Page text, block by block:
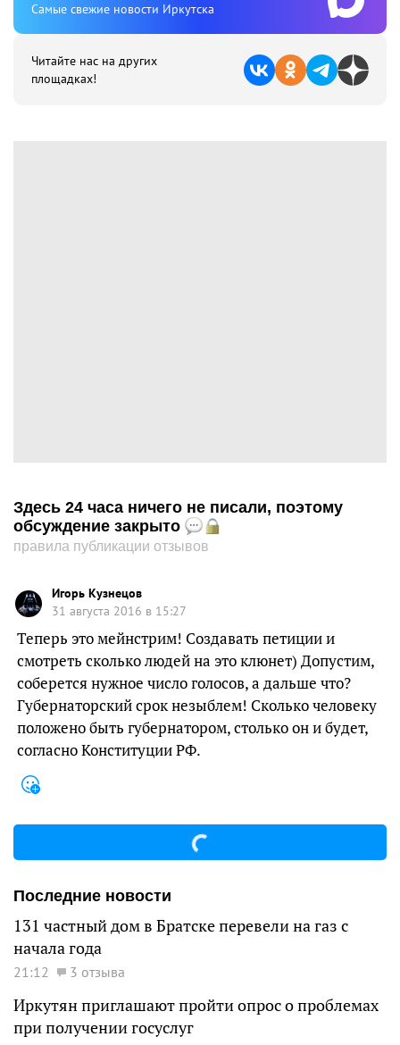
Cамые свежие новости Иркутска
Читайте нас на других
площадках!
Здесь 24 часа ничего не писали, поэтому
обсуждение закрыто
правила публикации отзывов
Игорь Кузнецов
31 августа 2016 в 15:27
Теперь это мейнстрим! Создавать петиции и
смотреть сколько людей на это клюнет) Допустим,
соберется нужное число голосов, а дальше что?
Губернаторский срок незыблем! Сколько человеку
положено быть губернатором, столько он и будет,
согласно Конституции РФ.
Последние новости
131 частный дом в Братске перевели на газ с
начала года
21:12 3 отзыва
Иркутян приглашают пройти опрос о проблемах
при получении госуслуг